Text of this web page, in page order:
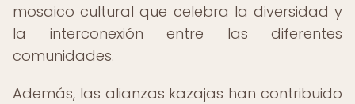
mosaico cultural que celebra la diversidad y
la interconexión entre las diferentes
comunidades.
Además, las alianzas kazajas han contribuido